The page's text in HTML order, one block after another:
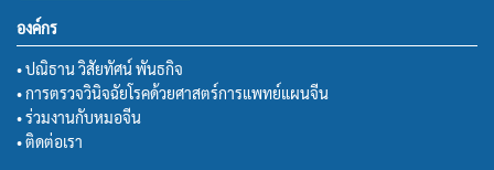
องค์กร
• ปณิธาน วิสัยทัศน์ พันธกิจ
• การตรวจวินิจฉัยโรคด้วยศาสตร์การแพทย์แผนจีน
• ร่วมงานกับหมอจีน
• ติดต่อเรา